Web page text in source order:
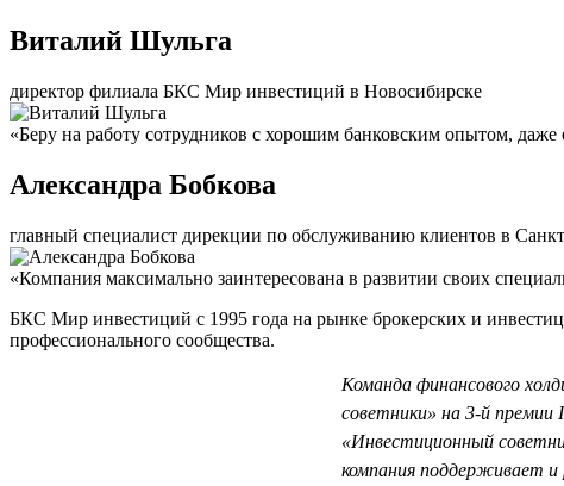
Виталий Шульга
директор филиала БКС Мир инвестиций в Новосибирске
«Беру на работу сотрудников с хорошим банковским опытом,
Александра Бобкова
главный специалист дирекции по обслуживанию клиентов в
«Компания максимально заинтересована в развитии своих
БКС Мир инвестиций с 1995 года на рынке брокерских и
профессионального сообщества.
Команда финансового
советники» на 3-й премии
«Инвестиционный
компания поддерживает и